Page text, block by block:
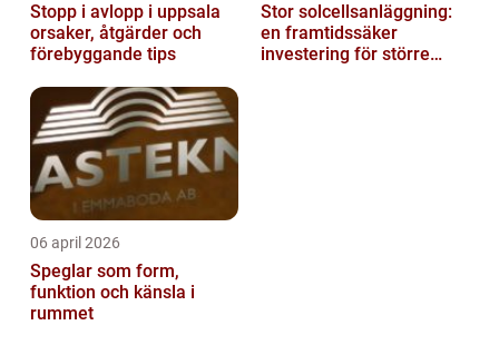
Stopp i avlopp i uppsala
orsaker, åtgärder och
förebyggande tips
Stor solcellsanläggning:
en framtidssäker
investering för större
06 april 2026
Speglar som form,
funktion och känsla i
rummet